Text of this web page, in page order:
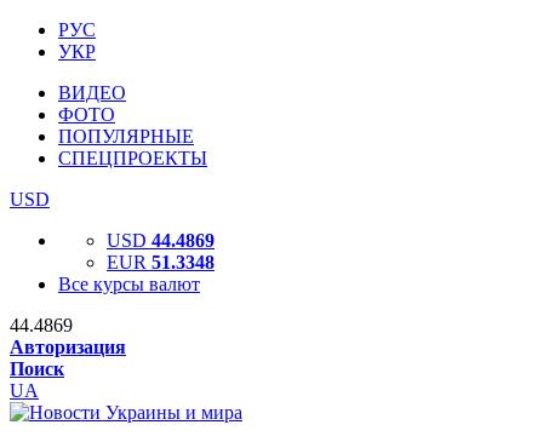
РУС
УКР
ВИДЕО
ФОТО
ПОПУЛЯРНЫЕ
СПЕЦПРОЕКТЫ
USD
USD 44.4869
EUR 51.3348
Все курсы валют
44.4869
Авторизация
Поиск
UA